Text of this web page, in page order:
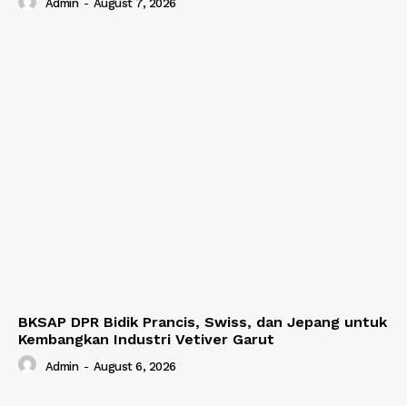
Admin - August 7, 2026
BKSAP DPR Bidik Prancis, Swiss, dan Jepang untuk
Kembangkan Industri Vetiver Garut
Admin - August 6, 2026